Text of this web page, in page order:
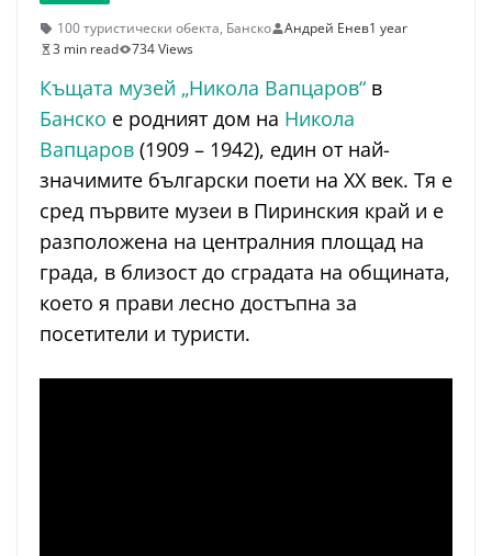
100 туристически обекта, Банско Андрей Енев1 year
3 min read
734 Views
Къщата музей „Никола Вапцаров“ в
Банско е родният дом на Никола
Вапцаров (1909 – 1942), един от най-
значимите български поети на XX век. Тя е
сред първите музеи в Пиринския край и е
разположена на централния площад на
града, в близост до сградата на общината,
което я прави лесно достъпна за
посетители и туристи.